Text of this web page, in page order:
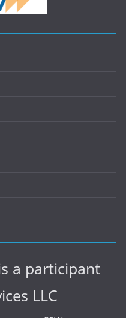
a participant
LLC